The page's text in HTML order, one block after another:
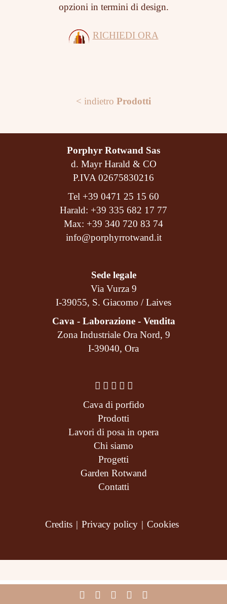
opzioni in termini di design.
RICHIEDI ORA
< indietro Prodotti
Porphyr Rotwand Sas
d. Mayr Harald & CO
P.IVA 02675830216
Tel +39 0471 25 15 60
Harald: +39 335 682 17 77
Max: +39 340 720 83 74
info@porphyrrotwand.it
Sede legale
Via Vurza 9
I-39055, S. Giacomo / Laives
Cava - Laborazione - Vendita
Zona Industriale Ora Nord, 9
I-39040, Ora
Cava di porfido
Prodotti
Lavori di posa in opera
Chi siamo
Progetti
Garden Rotwand
Contatti
Credits | Privacy policy | Cookies